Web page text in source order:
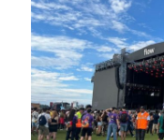
Fabrika turu
Kalite kontrolü